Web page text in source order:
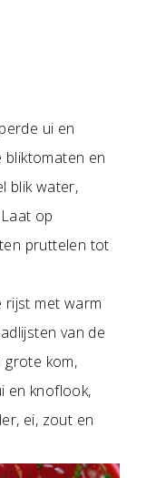
ui en
bliktomaten en
blik water,
op
pruttelen tot
rijst met warm
van de
grote kom,
en knoflook,
ei, zout en